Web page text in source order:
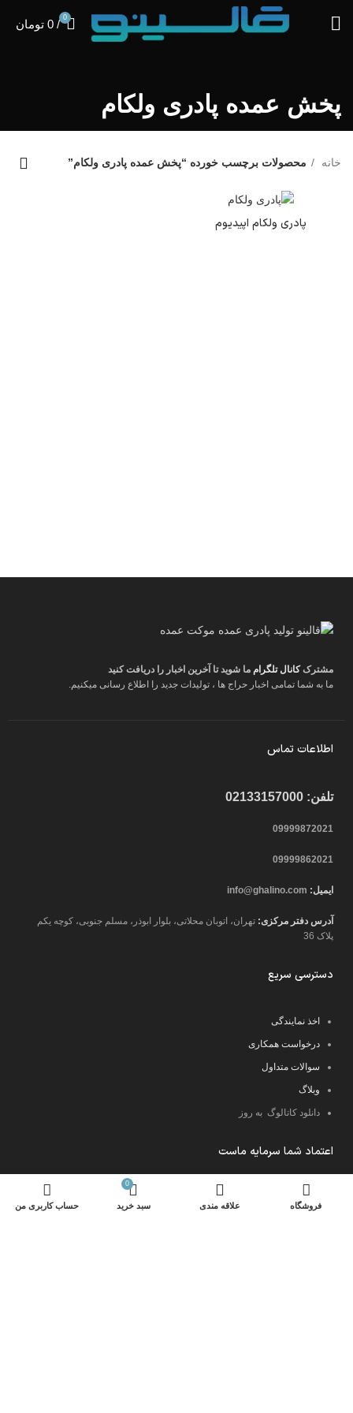
0
/
0 تومان
پخش عمده پادری ولکام
خانه محصولات برچسب خورده “پخش عمده پادری ولکام”
پادری ولکام اپیدیوم
مشترککانال تلگرام ما شوید تا آخرین اخبار را دریافت کنید
ما به شما تمامی اخبار حراج ها ، تولیدات جدید را اطلاع رسانی میکنیم.
اطلاعات تماس
تلفن: 02133157000
09999872021
09999862021
ایمیل: info@ghalino.com
آدرس دفتر مرکزی: تهران، اتوبان محلاتی، بلوار ابوذر، مسلم جنوبی، کوچه یکم
پلاک 36
دسترسی سریع
اخذ نمایندگی
درخواست همکاری
سوالات متداول
وبلاگ
دانلود کاتالوگ به روز
اعتماد شما سرمایه ماست
فروشگاه علاقه مندی
0
سبد خرید حساب کاربری من